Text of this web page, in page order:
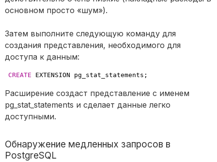
основном просто «шум»).
Затем выполните следующую команду для
создания представления, необходимого для
доступа к данным:
CREATE EXTENSION pg_stat_statements;
Расширение создаст представление с именем
pg_stat_statements и сделает данные легко
доступными.
Обнаружение медленных запросов в
PostgreSQL